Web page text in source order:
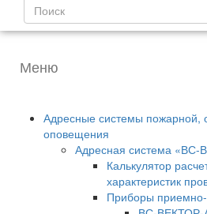
Меню
Адресные системы пожарной,
оповещения
Адресная система
Калькулятор
характеристик
Приборы